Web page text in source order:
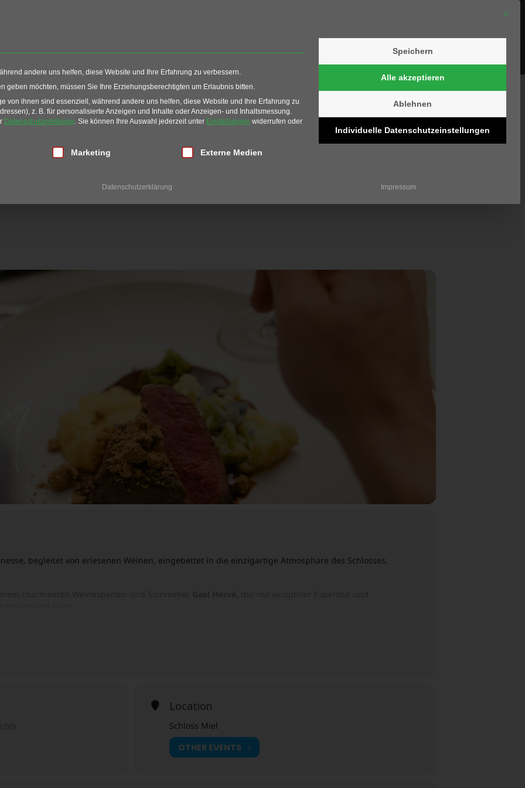
Restaurant Golfschule Kontakt
begleitet von erlesenen Weinen, eingebettet in die einzigartige Atmosphäre des Schlosses.
Location
Schloss Miel
OTHER EVENTS
Mit
andere uns helfen, diese Website und Ihre Erfahrung zu verbessern.
möchten, müssen Sie Ihre Erziehungsberechtigten um Erlaubnis bitten.
von ihnen sind essenziell, während andere uns helfen, diese Website und Ihre Erfahrung zu
z. B. für personalisierte Anzeigen und Inhalte oder Anzeigen- und Inhaltsmessung.
Datenschutzerklärung. Sie können Ihre Auswahl jederzeit unter Einstellungen widerrufen oder
erteilt werden kann. Die erste Service-Gruppe ist essenziell und kann nicht abgewählt werden.
Marketing Externe Medien
Speichern
Alle akzeptieren
Ablehnen
Individuelle Datenschutzeinstellungen
Datenschutzerklärung Impressum